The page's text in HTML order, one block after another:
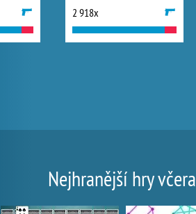
2 918x
Nejhranější hry včera